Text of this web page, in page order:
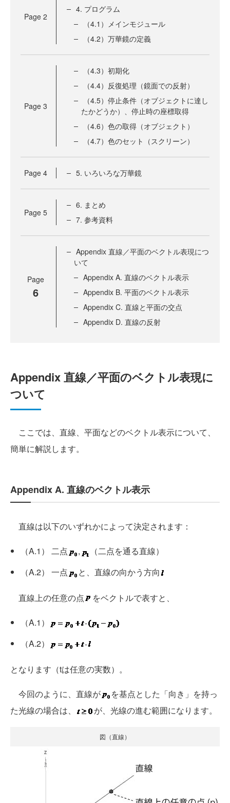
Page 2
4. プログラム
（4.1）メインモジュール
（4.2）万華鏡の定義
Page 3
（4.3）初期化
（4.4）反復処理（鏡面での反射）
（4.5）停止条件（オブジェクトに達し
たかどうか）、停止時の座標取得
（4.6）色の取得（オブジェクト）
（4.7）色のセット（スクリーン）
Page 4 5. いろいろな万華鏡
Page 5
6. まとめ
7. 参考資料
Page
6
Appendix 直線／平面のベクトル表現につ
いて
Appendix A. 直線のベクトル表示
Appendix B. 平面のベクトル表示
Appendix C. 直線と平面の交点
Appendix D. 直線の反射
Appendix 直線／平面のベクトル表現に
ついて
ここでは、直線、平面などのベクトル表示について、
簡単に解説します。
Appendix A. 直線のベクトル表示
直線は以下のいずれかによって決定されます：
（A.1） 二点 ,
（二点を通る直線）
（A.2） 一点
と、直線の向かう方向
直線上の任意の点 をベクトルで表すと、
（A.1）
（A.2）
となります（tは任意の実数）。
今回のように、直線が
を基点とした「向き」を持っ
た光線の場合は、
が、光線の進む範囲になります。
図（直線）